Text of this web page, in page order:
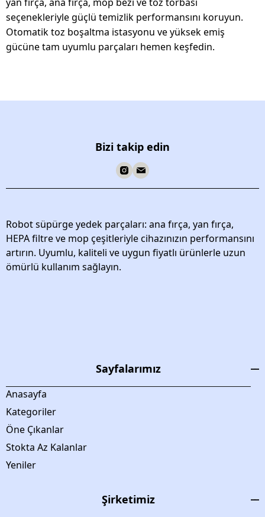
seçenekleriyle güçlü temizlik performansını koruyun.
Otomatik toz boşaltma istasyonu ve yüksek emiş
gücüne tam uyumlu parçaları hemen keşfedin.
Bizi takip edin
Robot süpürge yedek parçaları: ana fırça, yan fırça,
HEPA filtre ve mop çeşitleriyle cihazınızın performansını
artırın. Uyumlu, kaliteli ve uygun fiyatlı ürünlerle uzun
ömürlü kullanım sağlayın.
Sayfalarımız
Anasayfa
Kategoriler
Öne Çıkanlar
Stokta Az Kalanlar
Yeniler
Şirketimiz